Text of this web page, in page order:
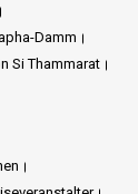
Damm
Si Thammarat